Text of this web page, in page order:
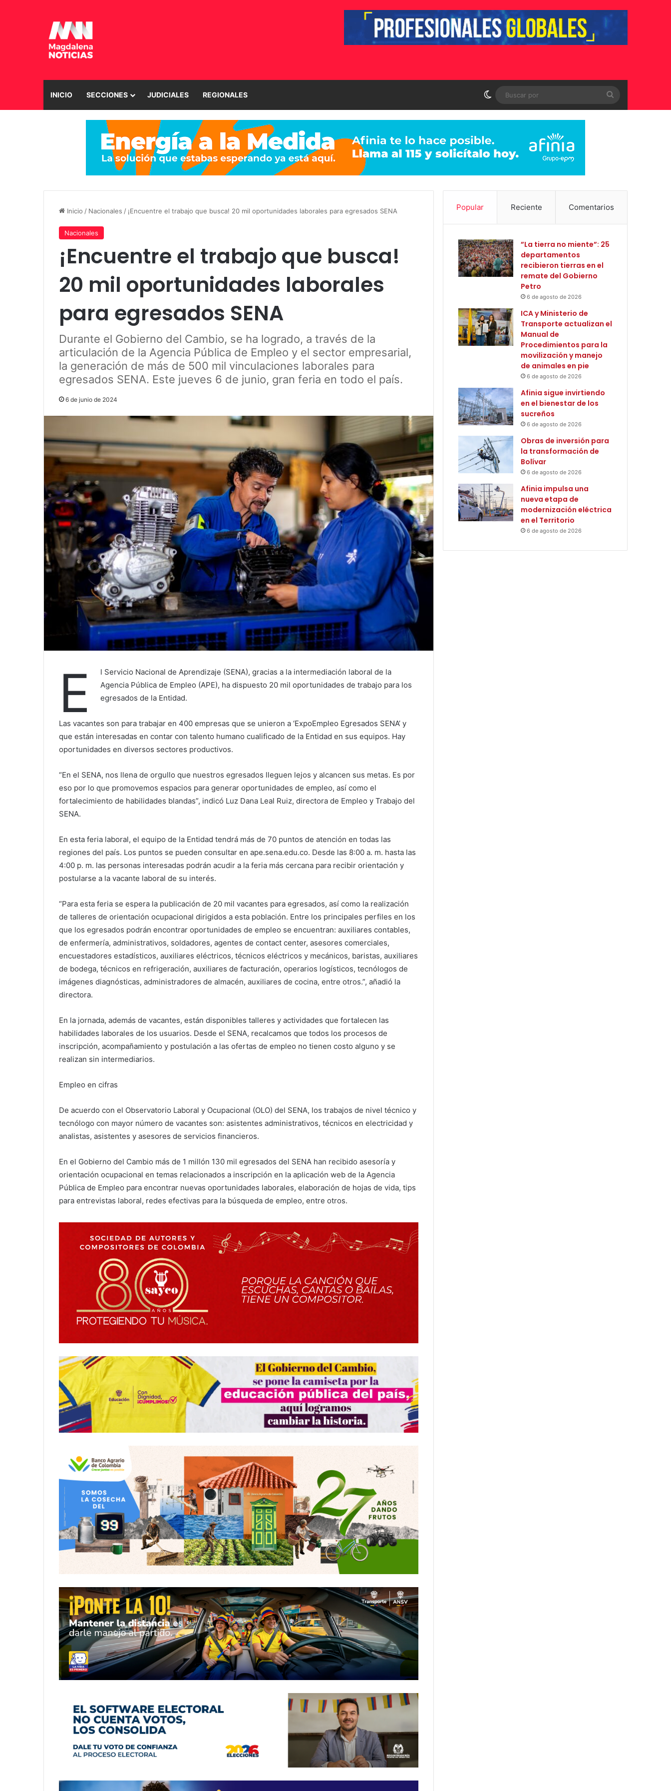
INICIO SECCIONES JUDICIALES REGIONALES Switch skin
por
Inicio / Nacionales / ¡Encuentre el trabajo que busca! 20 mil oportunidades laborales para egresados SENA
Nacionales
¡Encuentre el trabajo que busca!
20 mil oportunidades laborales
para egresados SENA
Durante el Gobierno del Cambio, se ha logrado, a través de la
articulación de la Agencia Pública de Empleo y el sector empresarial,
la generación de más de 500 mil vinculaciones laborales para
egresados SENA. Este jueves 6 de junio, gran feria en todo el país.
6 de junio de 2024
E
l Servicio Nacional de Aprendizaje (SENA), gracias a la intermediación laboral de la
Agencia Pública de Empleo (APE), ha dispuesto 20 mil oportunidades de trabajo para los
egresados de la Entidad.
Las vacantes son para trabajar en 400 empresas que se unieron a ‘ExpoEmpleo Egresados SENA’ y
que están interesadas en contar con talento humano cualificado de la Entidad en sus equipos. Hay
oportunidades en diversos sectores productivos.
“En el SENA, nos llena de orgullo que nuestros egresados lleguen lejos y alcancen sus metas. Es por
eso por lo que promovemos espacios para generar oportunidades de empleo, así como el
fortalecimiento de habilidades blandas”, indicó Luz Dana Leal Ruiz, directora de Empleo y Trabajo del
SENA.
En esta feria laboral, el equipo de la Entidad tendrá más de 70 puntos de atención en todas las
regiones del país. Los puntos se pueden consultar en ape.sena.edu.co. Desde las 8:00 a. m. hasta las
4:00 p. m. las personas interesadas podrán acudir a la feria más cercana para recibir orientación y
postularse a la vacante laboral de su interés.
“Para esta feria se espera la publicación de 20 mil vacantes para egresados, así como la realización
de talleres de orientación ocupacional dirigidos a esta población. Entre los principales perfiles en los
que los egresados podrán encontrar oportunidades de empleo se encuentran: auxiliares contables,
de enfermería, administrativos, soldadores, agentes de contact center, asesores comerciales,
encuestadores estadísticos, auxiliares eléctricos, técnicos eléctricos y mecánicos, baristas, auxiliares
de bodega, técnicos en refrigeración, auxiliares de facturación, operarios logísticos, tecnólogos de
imágenes diagnósticas, administradores de almacén, auxiliares de cocina, entre otros.”, añadió la
directora.
En la jornada, además de vacantes, están disponibles talleres y actividades que fortalecen las
habilidades laborales de los usuarios. Desde el SENA, recalcamos que todos los procesos de
inscripción, acompañamiento y postulación a las ofertas de empleo no tienen costo alguno y se
realizan sin intermediarios.
Empleo en cifras
De acuerdo con el Observatorio Laboral y Ocupacional (OLO) del SENA, los trabajos de nivel técnico y
tecnólogo con mayor número de vacantes son: asistentes administrativos, técnicos en electricidad y
analistas, asistentes y asesores de servicios financieros.
En el Gobierno del Cambio más de 1 millón 130 mil egresados del SENA han recibido asesoría y
orientación ocupacional en temas relacionados a inscripción en la aplicación web de la Agencia
Pública de Empleo para encontrar nuevas oportunidades laborales, elaboración de hojas de vida, tips
para entrevistas laboral, redes efectivas para la búsqueda de empleo, entre otros.
Popular Reciente Comentarios
”La tierra no miente”: 25
departamentos
recibieron tierras en el
remate del Gobierno
Petro
6 de agosto de 2026
ICA y Ministerio de
Transporte actualizan el
Manual de
Procedimientos para la
movilización y manejo
de animales en pie
6 de agosto de 2026
Afinia sigue invirtiendo
en el bienestar de los
sucreños
6 de agosto de 2026
Obras de inversión para
la transformación de
Bolívar
6 de agosto de 2026
Afinia impulsa una
nueva etapa de
modernización eléctrica
en el Territorio
6 de agosto de 2026